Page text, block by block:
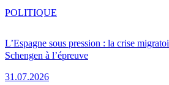
L’Espagne sous pression : la crise
Schengen à l’épreuve
31.07.2026
POLITIQUE